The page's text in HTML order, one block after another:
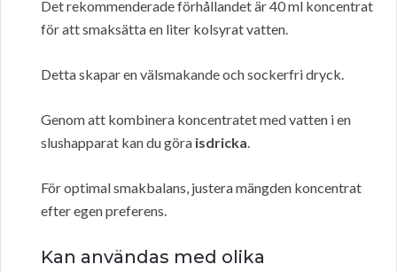
Det rekommenderade förhållandet är 40 ml koncentrat
för att smaksätta en liter kolsyrat vatten.
Detta skapar en välsmakande och sockerfri dryck.
Genom att kombinera koncentratet med vatten i en
slushapparat kan du göra isdricka.
För optimal smakbalans, justera mängden koncentrat
efter egen preferens.
Kan användas med olika